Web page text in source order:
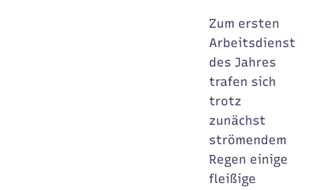
Zum ersten
Arbeitsdienst
des Jahres
trafen sich
trotz
zunächst
strömendem
Regen einige
fleißige